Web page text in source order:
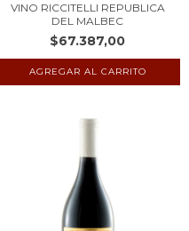
VINO RICCITELLI REPUBLICA
DEL MALBEC
$67.387,00